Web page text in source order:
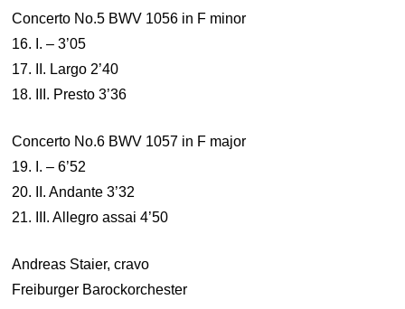
Concerto No.5 BWV 1056 in F minor
16. I. – 3’05
17. II. Largo 2’40
18. III. Presto 3’36
Concerto No.6 BWV 1057 in F major
19. I. – 6’52
20. II. Andante 3’32
21. III. Allegro assai 4’50
Andreas Staier, cravo
Freiburger Barockorchester